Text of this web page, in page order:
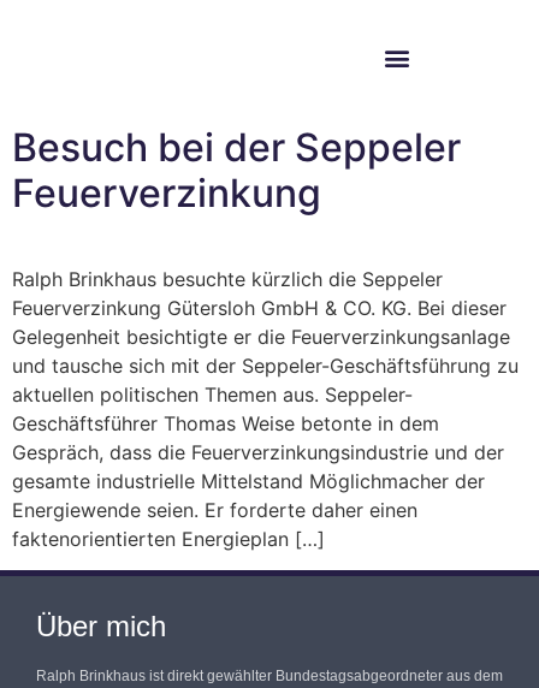
Besuch bei der Seppeler
Feuerverzinkung
Ralph Brinkhaus besuchte kürzlich die Seppeler
Feuerverzinkung Gütersloh GmbH & CO. KG. Bei dieser
Gelegenheit besichtigte er die Feuerverzinkungsanlage
und tausche sich mit der Seppeler-Geschäftsführung zu
aktuellen politischen Themen aus. Seppeler-
Geschäftsführer Thomas Weise betonte in dem
Gespräch, dass die Feuerverzinkungsindustrie und der
gesamte industrielle Mittelstand Möglichmacher der
Energiewende seien. Er forderte daher einen
faktenorientierten Energieplan […]
Über mich
Ralph Brinkhaus ist direkt gewählter Bundestagsabgeordneter aus dem